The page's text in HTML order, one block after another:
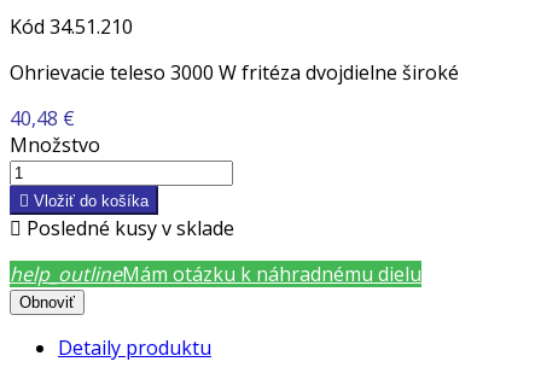
Kód 34.51.210
Ohrievacie teleso 3000 W fritéza dvojdielne široké
40,48 €
Množstvo
 Vložiť do košíka
 Posledné kusy v sklade
help_outlineMám otázku k náhradnému dielu
Detaily produktu